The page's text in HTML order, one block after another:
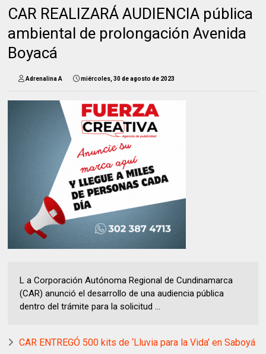
CAR REALIZARÁ AUDIENCIA pública
ambiental de prolongación Avenida
Boyacá
Adrenalina A miércoles, 30 de agosto de 2023
L a Corporación Autónoma Regional de Cundinamarca
(CAR) anunció el desarrollo de una audiencia pública
dentro del trámite para la solicitud ...
CAR ENTREGÓ 500 kits de ‘Lluvia para la Vida’ en Saboyá